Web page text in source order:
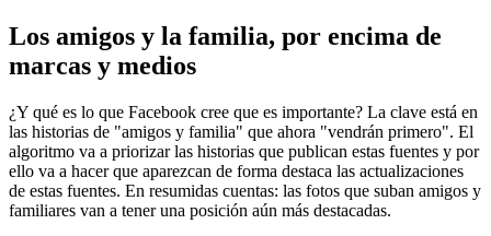
Los amigos y la familia, por encima de
marcas y medios
¿Y qué es lo que Facebook cree que es importante? La clave está en
las historias de "amigos y familia" que ahora "vendrán primero". El
algoritmo va a priorizar las historias que publican estas fuentes y por
ello va a hacer que aparezcan de forma destaca las actualizaciones
de estas fuentes. En resumidas cuentas: las fotos que suban amigos y
familiares van a tener una posición aún más destacadas.